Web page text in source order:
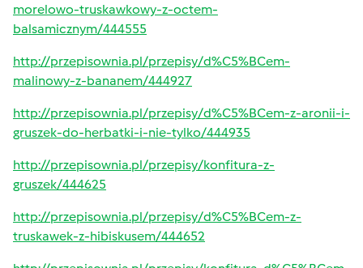
morelowo-truskawkowy-z-octem-
balsamicznym/444555
http://przepisownia.pl/przepisy/d%C5%BCem-
malinowy-z-bananem/444927
http://przepisownia.pl/przepisy/d%C5%BCem-z-aronii-i-
gruszek-do-herbatki-i-nie-tylko/444935
http://przepisownia.pl/przepisy/konfitura-z-
gruszek/444625
http://przepisownia.pl/przepisy/d%C5%BCem-z-
truskawek-z-hibiskusem/444652